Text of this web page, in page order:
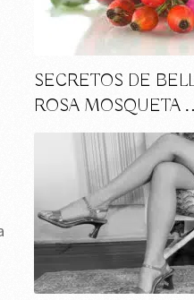
SECRETOS DE
ROSA MOSQUETA